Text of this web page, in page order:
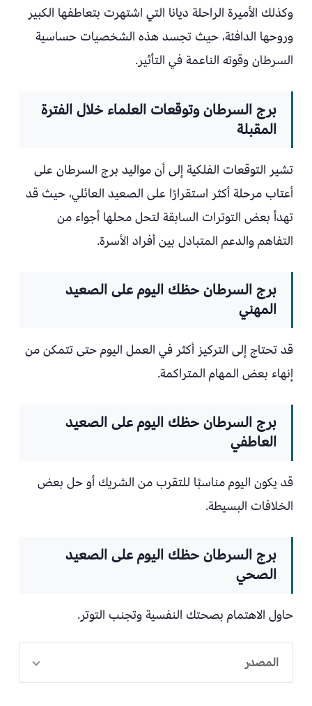
وكذلك الأميرة الراحلة ديانا التي اشتهرت بتعاطفها الكبير
وروحها الدافئة، حيث تجسد هذه الشخصيات حساسية
السرطان وقوته الناعمة في التأثير.
برج السرطان وتوقعات العلماء خلال الفترة
المقبلة
تشير التوقعات الفلكية إلى أن مواليد برج السرطان على
أعتاب مرحلة أكثر استقرارًا على الصعيد العائلي، حيث قد
تهدأ بعض التوترات السابقة لتحل محلها أجواء من
التفاهم والدعم المتبادل بين أفراد الأسرة.
برج السرطان حظك اليوم على الصعيد
المهني
قد تحتاج إلى التركيز أكثر في العمل اليوم حتى تتمكن من
إنهاء بعض المهام المتراكمة.
برج السرطان حظك اليوم على الصعيد
العاطفي
قد يكون اليوم مناسبًا للتقرب من الشريك أو حل بعض
الخلافات البسيطة.
برج السرطان حظك اليوم على الصعيد
الصحي
حاول الاهتمام بصحتك النفسية وتجنب التوتر.
المصدر